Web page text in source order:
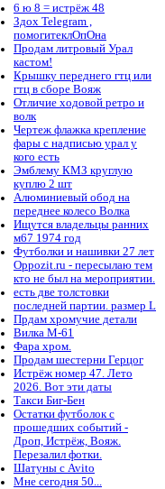
6 ю 8 = истрёж 48
Здох Telegram ,
помогитеклОпОна
Продам литровый Урал
кастом!
Крышку переднего гтц или
гтц в сборе Вояж
Отличие ходовой ретро и
волк
Чертеж флажка крепление
фары с надписью урал у
кого есть
Эмблему КМЗ круглую
куплю 2 шт
Алюминиевый обод на
переднее колесо Волка
Ищутся владельцы ранних
м67 1974 год
Футболки и нашивки 27 лет
Oppozit.ru - пересылаю тем
кто не был на мероприятии.
есть две толстовки
последней партии. размер L
Прдам хромучие детали
Вилка М-61
Фара хром.
Продам шестерни Герцог
Истрёж номер 47. Лето
2026. Вот эти даты
Такси Биг-Бен
Остатки футболок с
прошедших событий -
Дроп, Истрёж, Вояж.
Перезалил фотки.
Шатуны с Avito
Мне сегодня 50...